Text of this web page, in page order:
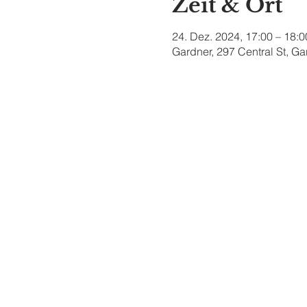
Zeit & Ort
24. Dez. 2024, 17:00 –
Gardner, 297 Central St,